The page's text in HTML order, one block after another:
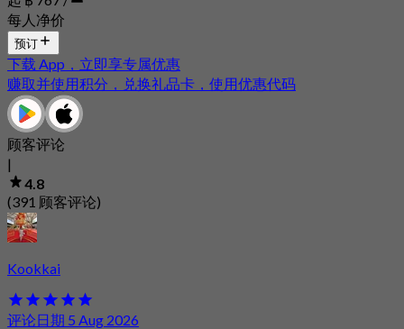
每人净价
预订
下载 App，立即享专属优惠
赚取并使用积分，兑换礼品卡，使用优惠代码
顾客评论
|
4.8
(391 顾客评论)
Kookkai
评论日期 5 Aug 2026